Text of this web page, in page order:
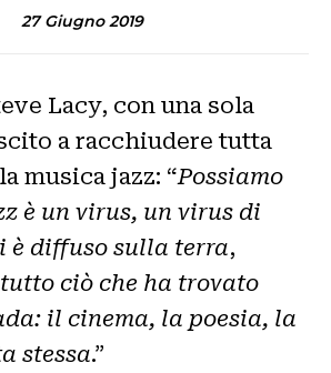
27 Giugno 2019
Lacy, con una sola
a racchiudere tutta
musica jazz: “Possiamo
è un virus, un virus di
è diffuso sulla terra,
ciò che ha trovato
il cinema, la poesia, la
stessa.”